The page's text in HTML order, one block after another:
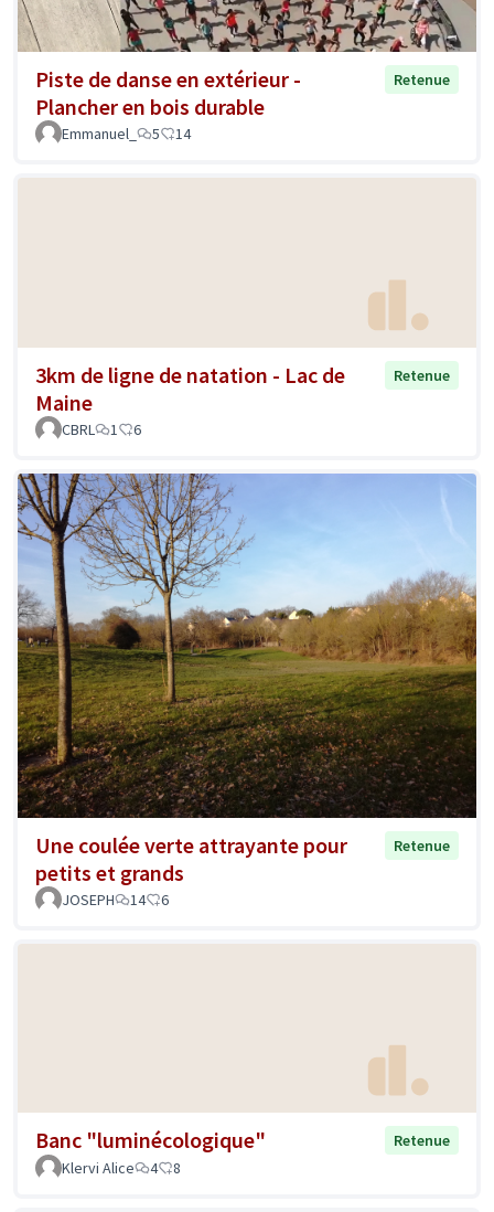
Piste de danse en extérieur -
Plancher en bois durable
Retenue
Emmanuel_ 5 14
3km de ligne de natation - Lac de
Maine
Retenue
CBRL 1 6
Une coulée verte attrayante pour
petits et grands
Retenue
JOSEPH 14 6
Banc "luminécologique"
Retenue
Klervi Alice
4 8